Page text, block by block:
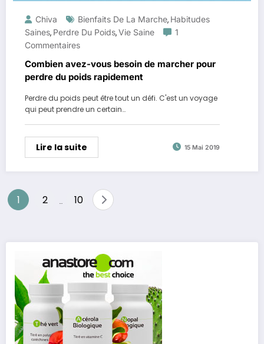
Chiva Bienfaits De La Marche, Habitudes
Saines, Perdre Du Poids,Vie Saine
1
Commentaires
Combien avez-vous besoin de marcher pour
perdre du poids rapidement
Perdre du poids peut être tout un défi. C'est un voyage
qui peut prendre un certain…
Lire la suite 15 Mai 2019
Pagination
1 2 10